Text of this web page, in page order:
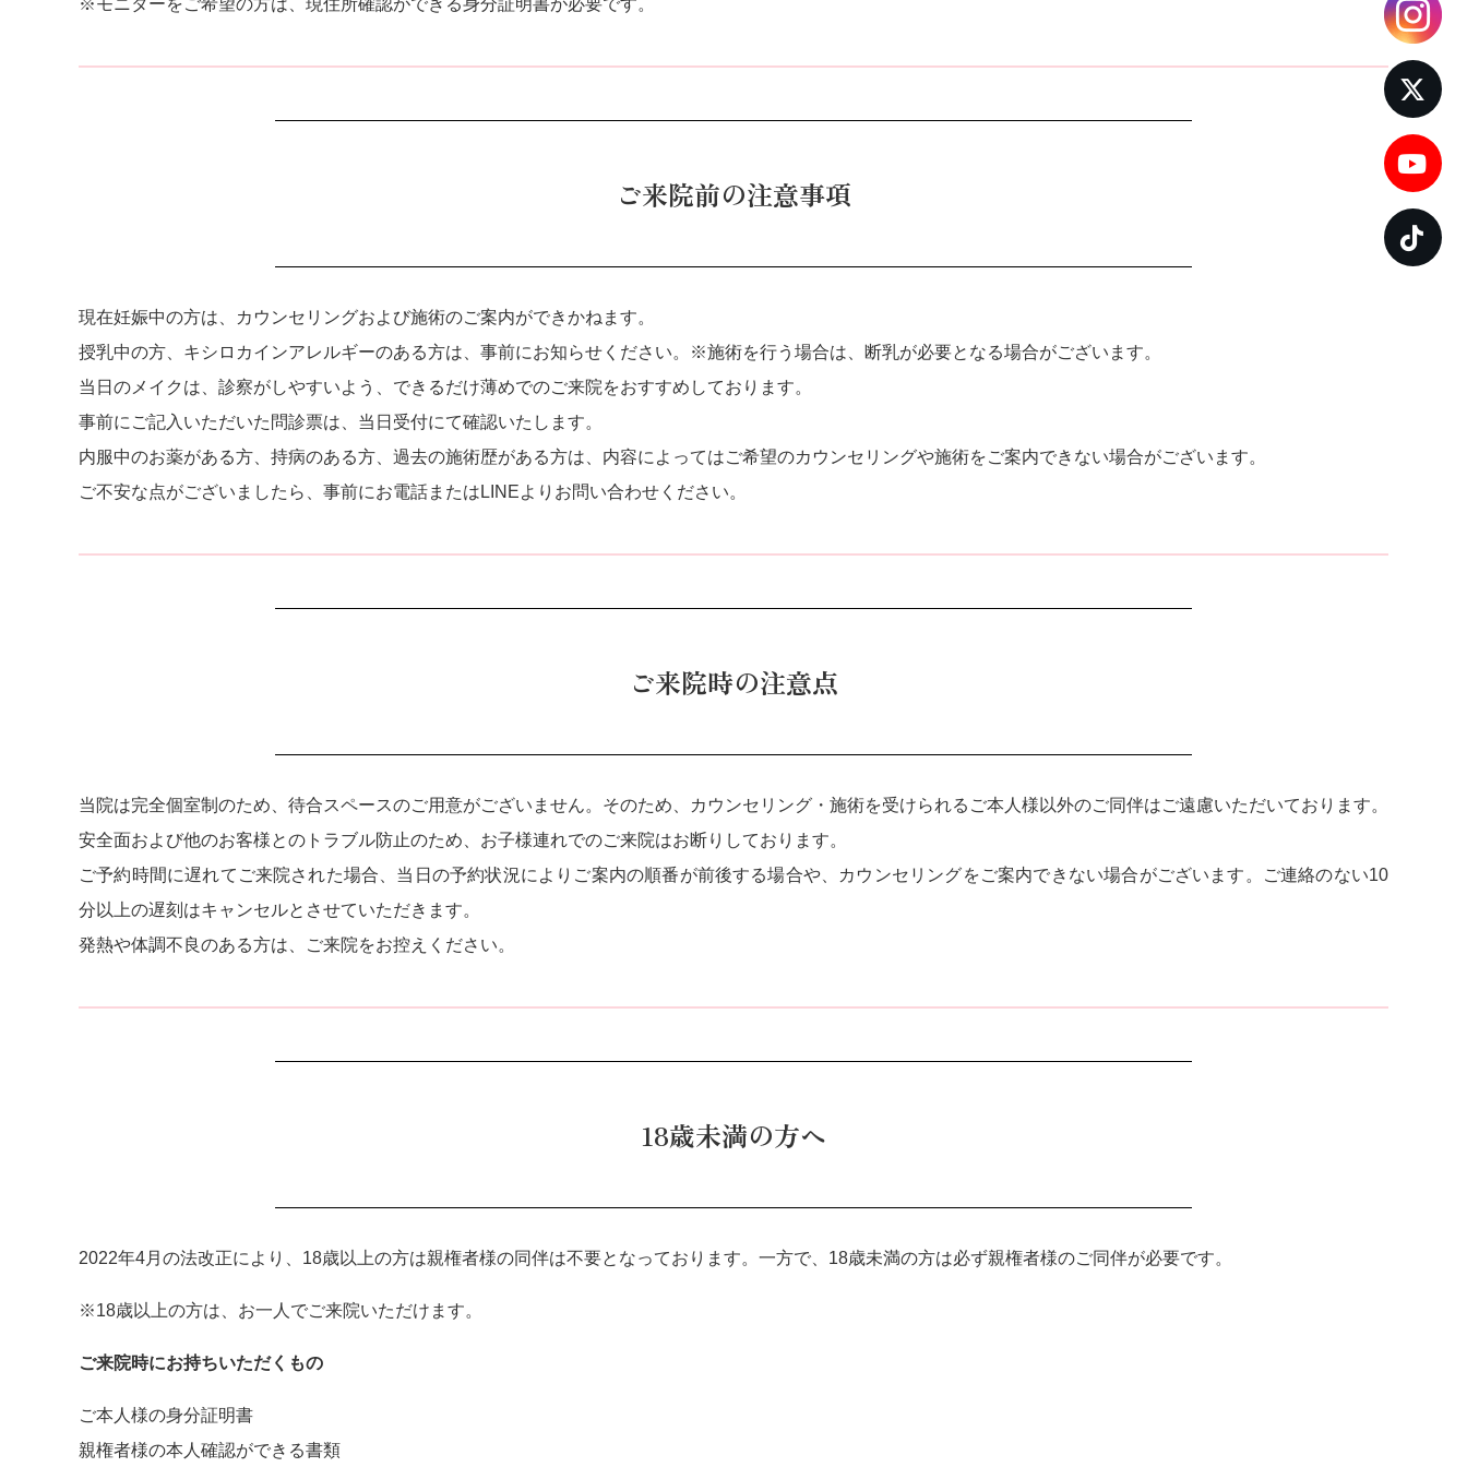
※モニターをご希望の方は、現住所確認ができる身分証明書が必要です。
ご来院前の注意事項
現在妊娠中の方は、カウンセリングおよび施術のご案内ができかねます。
授乳中の方、キシロカインアレルギーのある方は、事前にお知らせください。※施術を行う場合は、断乳が必要となる場合がございます。
当日のメイクは、診察がしやすいよう、できるだけ薄めでのご来院をおすすめしております。
事前にご記入いただいた問診票は、当日受付にて確認いたします。
内服中のお薬がある方、持病のある方、過去の施術歴がある方は、内容によってはご希望のカウンセリングや施術をご案内できない場合がございます。
ご不安な点がございましたら、事前にお電話またはLINEよりお問い合わせください。
ご来院時の注意点
当院は完全個室制のため、待合スペースのご用意がございません。そのため、カウンセリング・施術を受けられるご本人様以外のご同伴はご遠慮いただいております。
安全面および他のお客様とのトラブル防止のため、お子様連れでのご来院はお断りしております。
ご予約時間に遅れてご来院された場合、当日の予約状況によりご案内の順番が前後する場合や、カウンセリングをご案内できない場合がございます。ご連絡のない10
分以上の遅刻はキャンセルとさせていただきます。
発熱や体調不良のある方は、ご来院をお控えください。
18歳未満の方へ
2022年4月の法改正により、18歳以上の方は親権者様の同伴は不要となっております。一方で、18歳未満の方は必ず親権者様のご同伴が必要です。
※18歳以上の方は、お一人でご来院いただけます。
ご来院時にお持ちいただくもの
ご本人様の身分証明書
親権者様の本人確認ができる書類